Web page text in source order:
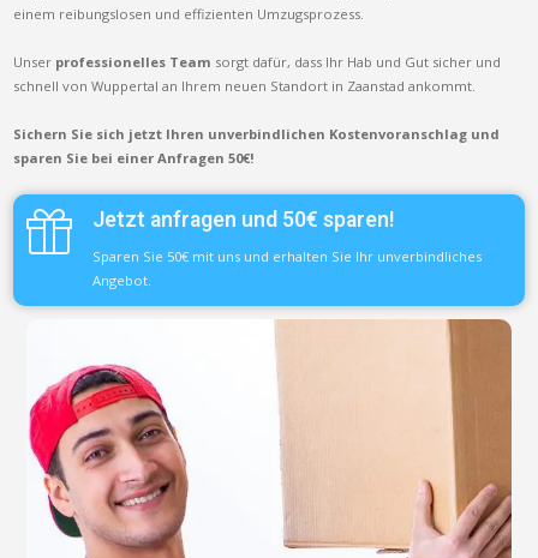
einem reibungslosen und effizienten Umzugsprozess.
Unser professionelles Team sorgt dafür, dass Ihr Hab und Gut sicher und
schnell von Wuppertal an Ihrem neuen Standort in Zaanstad ankommt.
Sichern Sie sich jetzt Ihren unverbindlichen Kostenvoranschlag und
sparen Sie bei einer Anfragen 50€!
Jetzt anfragen und 50€ sparen!
Sparen Sie 50€ mit uns und erhalten Sie Ihr unverbindliches
Angebot.